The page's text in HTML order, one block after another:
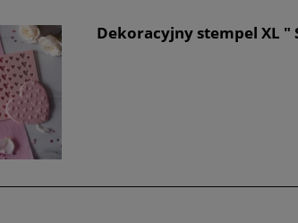
Dekoracyjny stempel XL "